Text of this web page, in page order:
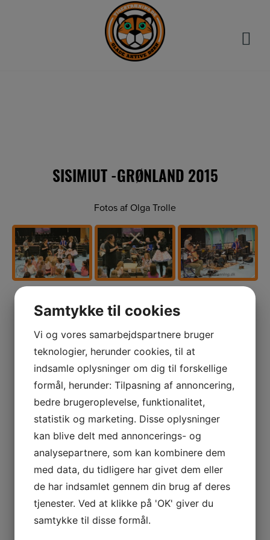
SISIMIUT -GRØNLAND 2015
Fotos af Olga Trolle
TILBAGE TIL GALLERIET
TILMELD DIG VORES NYHEDSBREV
Samtykke til cookies
Vi og vores samarbejdspartnere bruger
teknologier, herunder cookies, til at
indsamle oplysninger om dig til forskellige
formål, herunder: Tilpasning af annoncering,
bedre brugeroplevelse, funktionalitet,
statistik og marketing. Disse oplysninger
kan blive delt med annoncerings- og
analysepartnere, som kan kombinere dem
med data, du tidligere har givet dem eller
de har indsamlet gennem din brug af deres
tjenester. Ved at klikke på 'OK' giver du
samtykke til disse formål.